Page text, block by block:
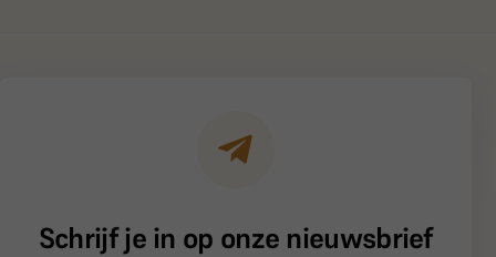
Schrijf je in op onze nieuwsbrief